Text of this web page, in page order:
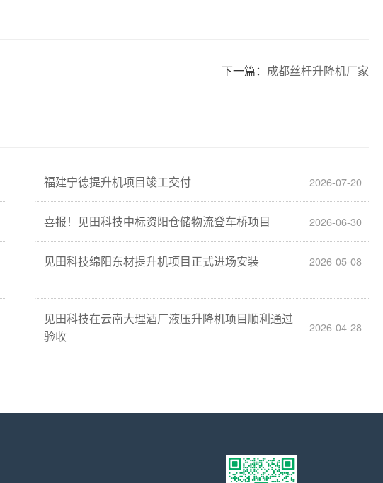
下一篇： 成都丝杆升降机厂家
福建宁德提升机项目竣工交付 2026-07-20
喜报！见田科技中标资阳仓储物流登车桥项目 2026-06-30
见田科技绵阳东材提升机项目正式进场安装 2026-05-08
见田科技在云南大理酒厂液压升降机项目顺利通过
验收
2026-04-28